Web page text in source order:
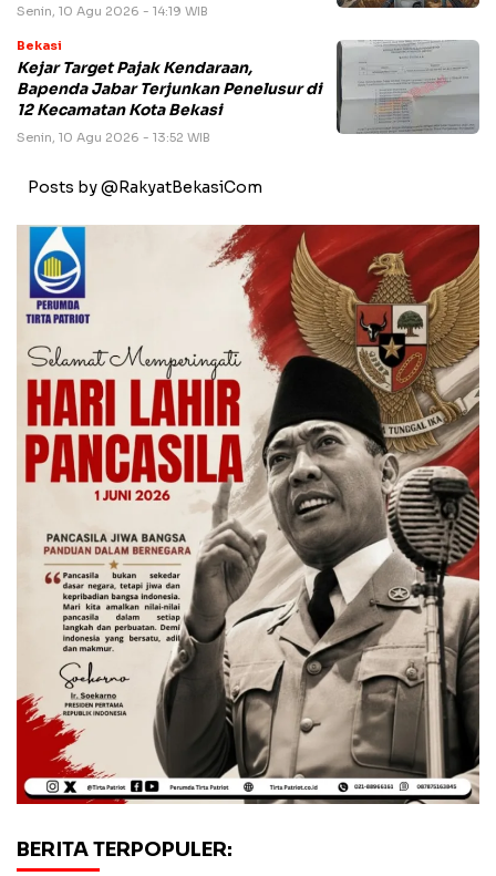
Senin, 10 Agu 2026 - 14:19 WIB
Bekasi
Kejar Target Pajak Kendaraan,
Bapenda Jabar Terjunkan Penelusur di
12 Kecamatan Kota Bekasi
Senin, 10 Agu 2026 - 13:52 WIB
Posts by @RakyatBekasiCom
BERITA TERPOPULER: